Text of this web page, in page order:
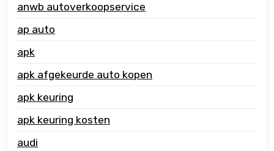
anwb autoverkoopservice
ap auto
apk
apk afgekeurde auto kopen
apk keuring
apk keuring kosten
audi